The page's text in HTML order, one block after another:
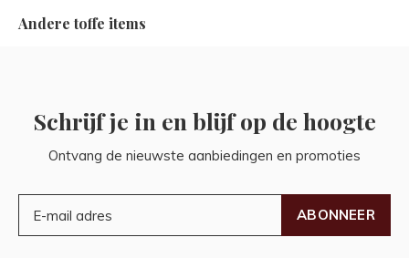
Andere toffe items
Schrijf je in en blijf op de hoogte
Ontvang de nieuwste aanbiedingen en promoties
ABONNEER